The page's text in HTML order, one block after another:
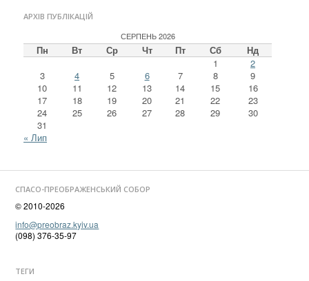
АРХІВ ПУБЛІКАЦІЙ
СЕРПЕНЬ 2026
Пн Вт Ср Чт Пт Сб
Нд
1
2
3
4 5 6 7 8
9
10
11 12 13 14 15
16
17
18 19 20 21 22
23
24
25 26 27 28 29
30
31
« Лип
СПАСО-ПРЕОБРАЖЕНСЬКИЙ СОБОР
© 2010-2026
info@preobraz.kyiv.ua
(098) 376-35-97
ТЕГИ